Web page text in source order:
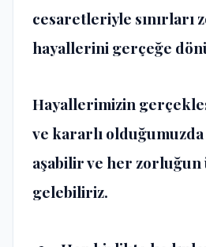
cesaretleriyle sınırları
hayallerini gerçeğe
Hayallerimizin
ve kararlı
aşabilir ve her zorluğun
gelebiliriz.